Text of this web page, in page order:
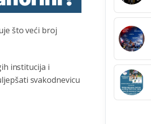
što veći broj
institucija i
svakodnevicu